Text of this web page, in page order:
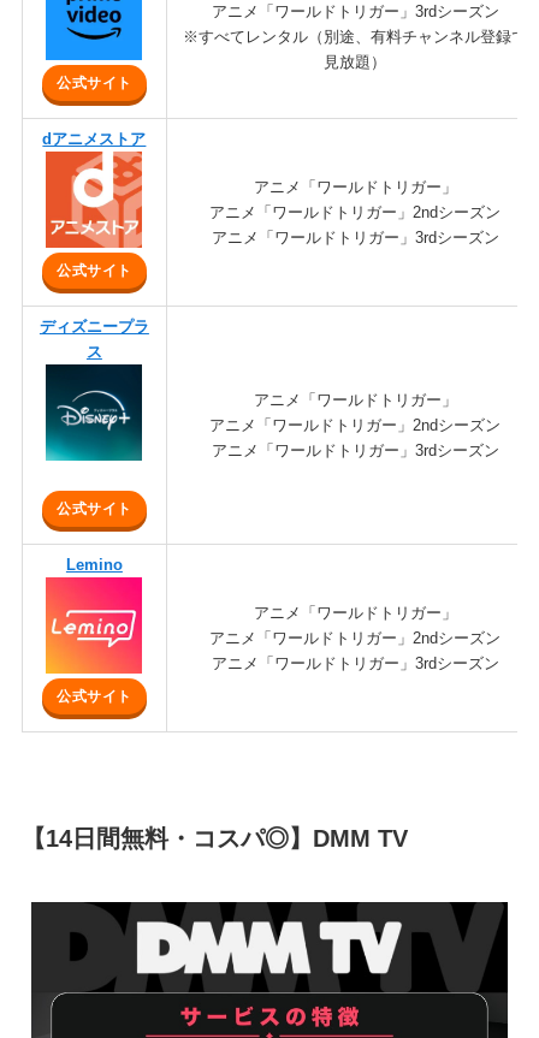
公式サイト
アニメ「ワールドトリガー」3rdシーズン
※すべてレンタル（別途、有料チャンネル登録で
見放題）
dアニメストア
公式サイト
アニメ「ワールドトリガー」
アニメ「ワールドトリガー」2ndシーズン
アニメ「ワールドトリガー」3rdシーズン
ディズニープラ
ス
公式サイト
アニメ「ワールドトリガー」
アニメ「ワールドトリガー」2ndシーズン
アニメ「ワールドトリガー」3rdシーズン
Lemino
公式サイト
アニメ「ワールドトリガー」
アニメ「ワールドトリガー」2ndシーズン
アニメ「ワールドトリガー」3rdシーズン
【14日間無料・コスパ◎】DMM TV